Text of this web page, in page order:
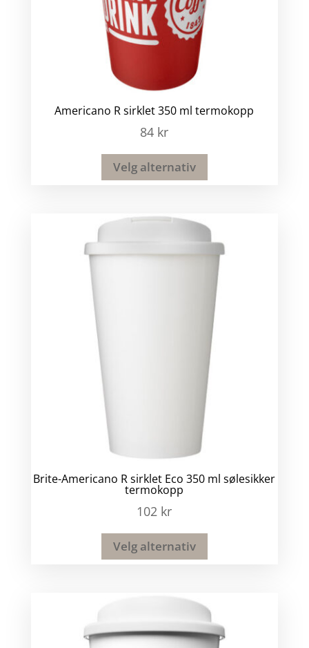
Americano R sirklet 350 ml termokopp
84 kr
Velg alternativ
Brite-Americano R sirklet Eco 350 ml sølesikker
termokopp
102 kr
Velg alternativ